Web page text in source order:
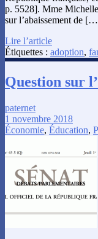
p. 5528]. Mme
sur l’abaissement de
Lire l’article
Étiquettes : adoption,
Question sur
paternet
1 novembre 2018
Économie, Éducation,